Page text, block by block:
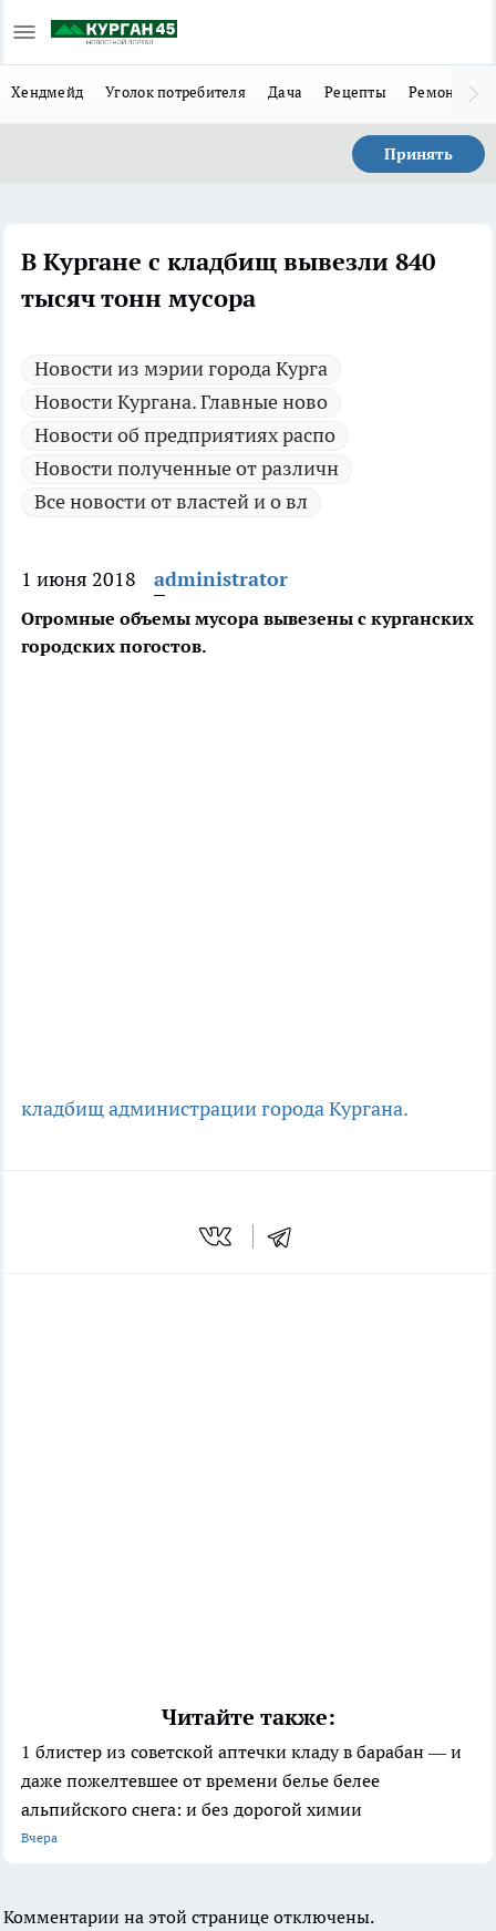
Хендмейд Уголок потребителя Дача Рецепты Ремонт
Принять
В Кургане с кладбищ вывезли 840
тысяч тонн мусора
Новости из мэрии города Курга
Новости Кургана. Главные ново
Новости об предприятиях распо
Новости полученные от различн
Все новости от властей и о вл
1 июня 2018 administrator
Огромные объемы мусора вывезены с курганских
городских погостов.
кладбищадминистрации города Кургана.
Читайте также:
1 блистер из советской аптечки кладу в барабан — и
даже пожелтевшее от времени белье белее
альпийского снега: и без дорогой химии
Вчера
Комментарии на этой странице отключены.